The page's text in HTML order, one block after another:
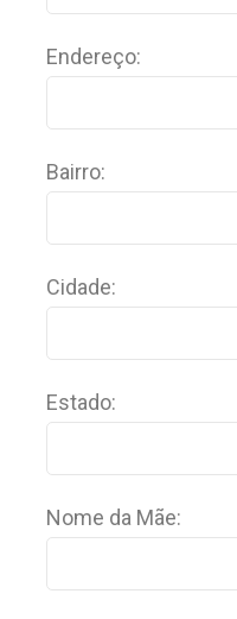
Endereço:
Bairro:
Cidade:
Estado:
Nome da Mãe: